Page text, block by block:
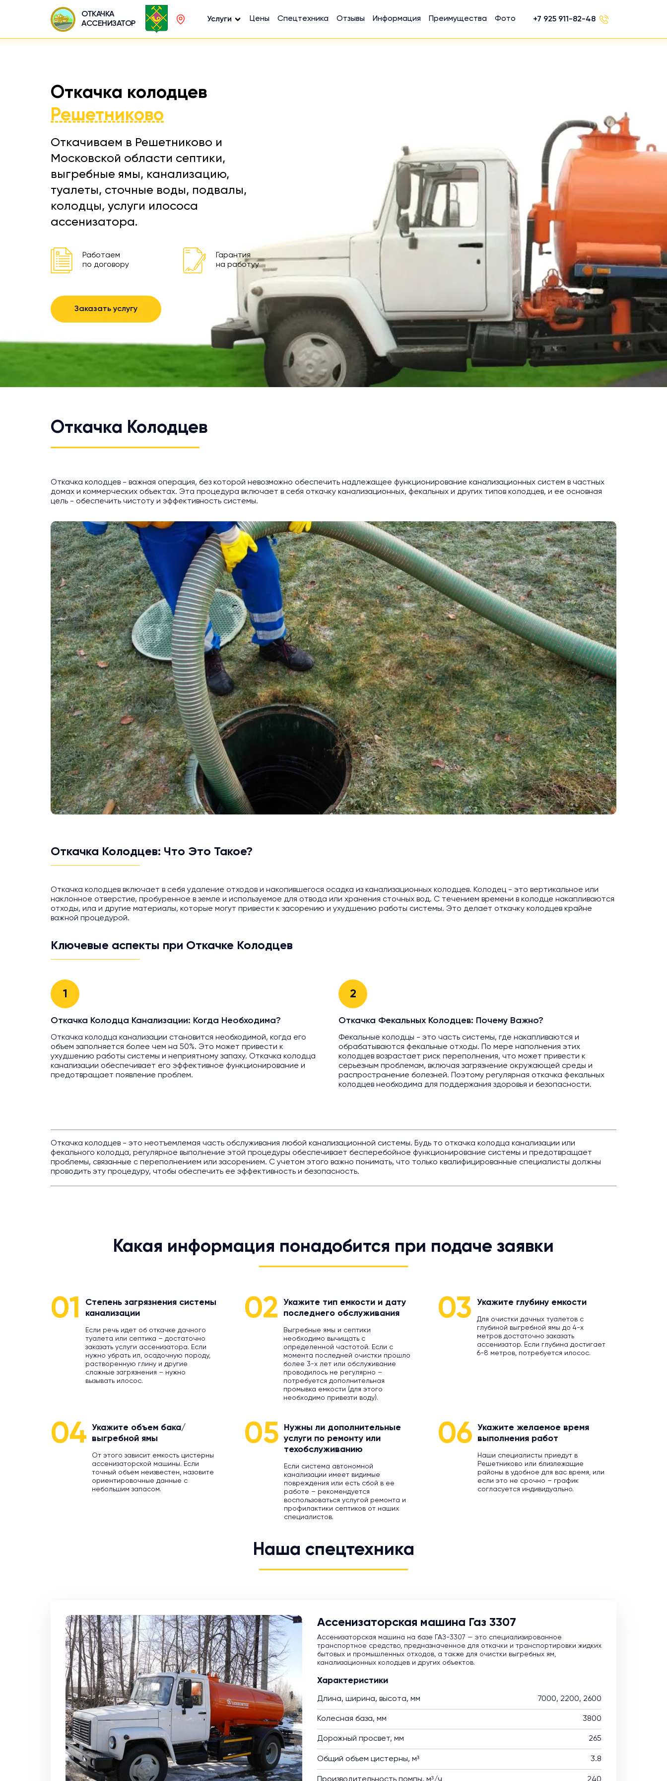
ОТКАЧКА
АССЕНИЗАТОР
Услуги Цены Спецтехника Отзывы Информация Преимущества Фото +7 925 911-82-48
Откачка колодцев
Решетниково
Откачиваем в Решетниково и
Московской области септики,
выгребные ямы, канализацию,
туалеты, сточные воды, подвалы,
колодцы, услуги илососа
ассенизатора.
Работаем
по договору
Гарантия
на работуу
Заказать услугу
Откачка Колодцев
Откачка колодцев - важная операция, без которой невозможно обеспечить надлежащее функционирование канализационных систем в частных
домах и коммерческих объектах. Эта процедура включает в себя откачку канализационных, фекальных и других типов колодцев, и ее основная
цель - обеспечить чистоту и эффективность системы.
Откачка Колодцев: Что Это Такое?
Откачка колодцев включает в себя удаление отходов и накопившегося осадка из канализационных колодцев. Колодец - это вертикальное или
наклонное отверстие, пробуренное в земле и используемое для отвода или хранения сточных вод. С течением времени в колодце накапливаются
отходы, ила и другие материалы, которые могут привести к засорению и ухудшению работы системы. Это делает откачку колодцев крайне
важной процедурой.
Ключевые аспекты при Откачке Колодцев
1
Откачка Колодца Канализации: Когда Необходима?
Откачка колодца канализации становится необходимой, когда его
объем заполняется более чем на 50%. Это может привести к
ухудшению работы системы и неприятному запаху. Откачка колодца
канализации обеспечивает его эффективное функционирование и
предотвращает появление проблем.
2
Откачка Фекальных Колодцев: Почему Важно?
Фекальные колодцы - это часть системы, где накапливаются и
обрабатываются фекальные отходы. По мере наполнения этих
колодцев возрастает риск переполнения, что может привести к
серьезным проблемам, включая загрязнение окружающей среды и
распространение болезней. Поэтому регулярная откачка фекальных
колодцев необходима для поддержания здоровья и безопасности.
Откачка колодцев - это неотъемлемая часть обслуживания любой канализационной системы. Будь то откачка колодца канализации или
фекального колодца, регулярное выполнение этой процедуры обеспечивает бесперебойное функционирование системы и предотвращает
проблемы, связанные с переполнением или засорением. С учетом этого важно понимать, что только квалифицированные специалисты должны
проводить эту процедуру, чтобы обеспечить ее эффективность и безопасность.
Какая информация понадобится при подаче заявки
01
Степень загрязнения системы
канализации
Если речь идет об откачке дачного
туалета или септика – достаточно
заказать услуги ассенизатора. Если
нужно убрать ил, осадочную породу,
растворенную глину и другие
сложные загрязнения – нужно
вызывать илосос.
02
Укажите тип емкости и дату
последнего обслуживания
Выгребные ямы и септики
необходимо вычищать с
определенной частотой. Если с
момента последней очистки прошло
более 3-х лет или обслуживание
проводилось не регулярно –
потребуется дополнительная
промывка емкости (для этого
необходимо привезти воду).
03 Укажите глубину емкости
Для очистки дачных туалетов с
глубиной выгребной ямы до 4-х
метров достаточно заказать
ассенизатор. Если глубина достигает
6-8 метров, потребуется илосос.
04
Укажите объем бака/
выгребной ямы
От этого зависит емкость цистерны
ассенизаторской машины. Если
точный объем неизвестен, назовите
ориентировочные данные с
небольшим запасом.
05
Нужны ли дополнительные
услуги по ремонту или
техобслуживанию
Если система автономной
канализации имеет видимые
повреждения или есть сбой в ее
работе – рекомендуется
воспользоваться услугой ремонта и
профилактики септиков от наших
специалистов.
06
Укажите желаемое время
выполнения работ
Наши специалисты приедут в
Решетниково или близлежащие
районы в удобное для вас время, или
если это не срочно – график
согласуется индивидуально.
Наша спецтехника
Ассенизаторская машина Газ 3307
Ассенизаторская машина на базе ГАЗ-3307 — это специализированное
транспортное средство, предназначенное для откачки и транспортировки жидких
бытовых и промышленных отходов, а также для очистки выгребных ям,
канализационных колодцев и других объектов.
Характеристики
Длина, ширина, высота, мм 7000, 2200, 2600
Колесная база, мм 3800
Дорожный просвет, мм 265
Общий объем цистерны, м³ 3.8
240